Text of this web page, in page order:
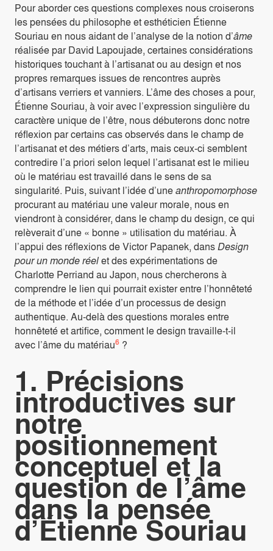
Pour aborder ces questions complexes nous croiserons
les pensées du philosophe et esthéticien Étienne
Souriau en nous aidant de l’analyse de la notion d’âme
réalisée par David Lapoujade, certaines considérations
historiques touchant à l’artisanat ou au design et nos
propres remarques issues de rencontres auprès
d’artisans verriers et vanniers. L’âme des choses a pour,
Étienne Souriau, à voir avec l’expression singulière du
caractère unique de l’être, nous débuterons donc notre
réflexion par certains cas observés dans le champ de
l’artisanat et des métiers d’arts, mais ceux-ci semblent
contredire l’a priori selon lequel l’artisanat est le milieu
où le matériau est travaillé dans le sens de sa
singularité. Puis, suivant l’idée d’uneanthropomorphose
procurant au matériau une valeur morale, nous en
viendront à considérer, dans le champ du design, ce qui
relèverait d’une « bonne » utilisation du matériau. À
l’appui des réflexions de Victor Papanek, dansDesign
pour un monde réelet des expérimentations de
Charlotte Perriand au Japon, nous chercherons à
comprendre le lien qui pourrait exister entre l’honnêteté
de la méthode et l’idée d’un processus de design
authentique. Au-delà des questions morales entre
honnêteté et artifice, comment le design travaille-t-il
avec l’âme du matériau6 ?
1. Précisions
introductives sur
notre
positionnement
conceptuel et la
question de l’âme
dans la pensée
d’Étienne Souriau